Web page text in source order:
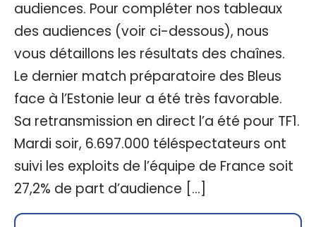
audiences. Pour compléter nos tableaux
des audiences (voir ci-dessous), nous
vous détaillons les résultats des chaînes.
Le dernier match préparatoire des Bleus
face à l’Estonie leur a été très favorable.
Sa retransmission en direct l’a été pour TF1.
Mardi soir, 6.697.000 téléspectateurs ont
suivi les exploits de l’équipe de France soit
27,2% de part d’audience […]